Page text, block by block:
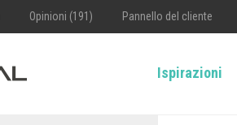
Opinioni (191) Pannello del cliente
Ispirazioni